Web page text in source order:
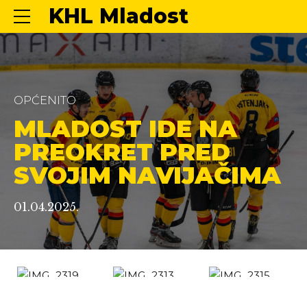
KHL Mladost
OPĆENITO
MLADOST IDE NA
PREOKRET PRED
SVOJIM NAVIJAČIMA
01.04.2025.